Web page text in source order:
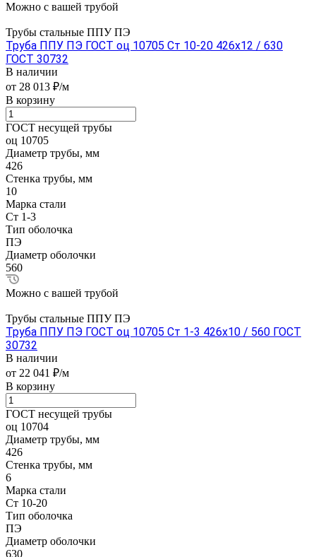
Можно с вашей трубой
Трубы стальные ППУ ПЭ
Труба ППУ ПЭ ГОСТ оц 10705 Ст 10-20 426x12 / 630
ГОСТ 30732
В наличии
от 28 013 ₽/м
В корзину
ГОСТ несущей трубы
оц 10705
Диаметр трубы, мм
426
Стенка трубы, мм
10
Марка стали
Ст 1-3
Тип оболочка
ПЭ
Диаметр оболочки
560
Можно с вашей трубой
Трубы стальные ППУ ПЭ
Труба ППУ ПЭ ГОСТ оц 10705 Ст 1-3 426x10 / 560 ГОСТ
30732
В наличии
от 22 041 ₽/м
В корзину
ГОСТ несущей трубы
оц 10704
Диаметр трубы, мм
426
Стенка трубы, мм
6
Марка стали
Ст 10-20
Тип оболочка
ПЭ
Диаметр оболочки
630